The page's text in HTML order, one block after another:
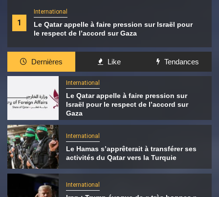
1
International
Le Qatar appelle à faire pression sur Israël pour
le respect de l’accord sur Gaza
Dernières Like Tendances
International
Le Qatar appelle à faire pression sur
Israël pour le respect de l’accord sur
Gaza
International
Le Hamas s’apprêterait à transférer ses
activités du Qatar vers la Turquie
International